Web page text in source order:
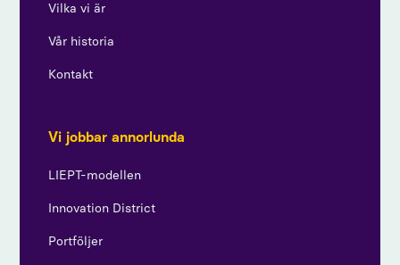
Vilka vi är
Vår historia
Kontakt
Vi jobbar annorlunda
LIEPT-modellen
Innovation District
Portföljer